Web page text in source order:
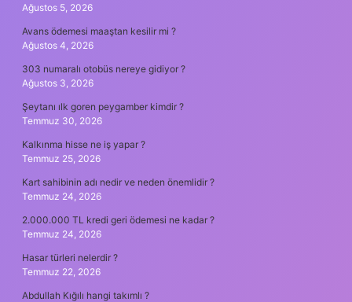
Ağustos 5, 2026
Avans ödemesi maaştan kesilir mi ?
Ağustos 4, 2026
303 numaralı otobüs nereye gidiyor ?
Ağustos 3, 2026
Şeytanı ılk goren peygamber kimdir ?
Temmuz 30, 2026
Kalkınma hisse ne iş yapar ?
Temmuz 25, 2026
Kart sahibinin adı nedir ve neden önemlidir ?
Temmuz 24, 2026
2.000.000 TL kredi geri ödemesi ne kadar ?
Temmuz 24, 2026
Hasar türleri nelerdir ?
Temmuz 22, 2026
Abdullah Kığılı hangi takımlı ?